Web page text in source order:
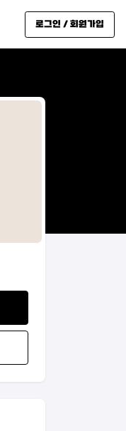
로그인 / 회원가입